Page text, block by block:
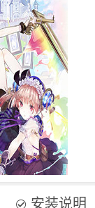
安装说明